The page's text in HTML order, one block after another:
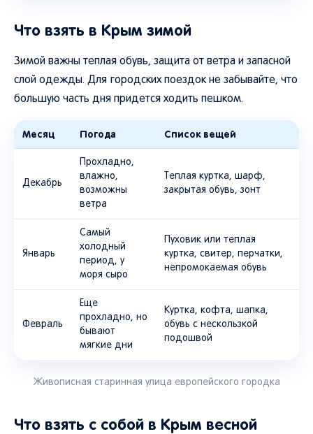
Что взять в Крым зимой
Зимой важны теплая обувь, защита от ветра и запасной
слой одежды. Для городских поездок не забывайте, что
большую часть дня придется ходить пешком.
Месяц Погода Список вещей
Декабрь
Прохладно,
влажно,
возможны
ветра
Теплая куртка, шарф,
закрытая обувь, зонт
Январь
Самый
холодный
период, у
моря сыро
Пуховик или теплая
куртка, свитер, перчатки,
непромокаемая обувь
Февраль
Еще
прохладно, но
бывают
мягкие дни
Куртка, кофта, шапка,
обувь с нескользкой
подошвой
Живописная старинная улица европейского городка
Что взять с собой в Крым весной